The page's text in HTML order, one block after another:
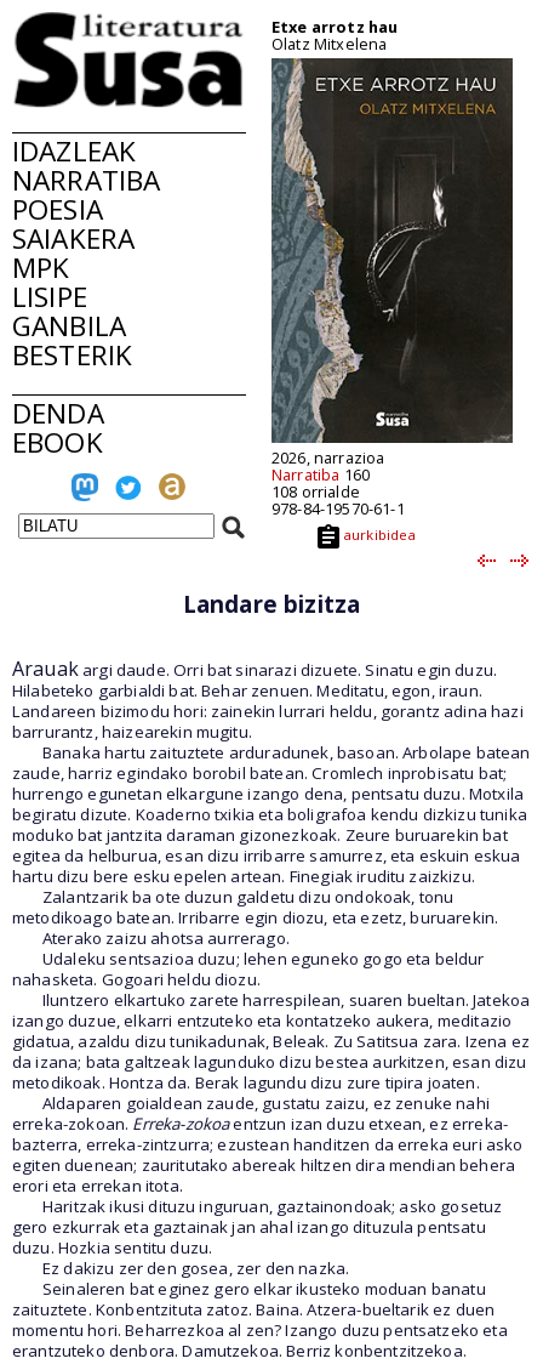
IDAZLEAK
NARRATIBA
POESIA
SAIAKERA
MPK
LISIPE
GANBILA
BESTERIK
DENDA
EBOOK
Etxe arrotz hau
Olatz Mitxelena
2026, narrazioa
Narratiba 160
108 orrialde
978-84-19570-61-1
aurkibidea
Landare bizitza
Arauakargi daude. Orri bat sinarazi dizuete. Sinatu egin duzu.
Hilabeteko garbialdi bat. Behar zenuen. Meditatu, egon, iraun.
Landareen bizimodu hori: zainekin lurrari heldu, gorantz adina hazi
barrurantz, haizearekin mugitu.
Banaka hartu zaituztete arduradunek, basoan. Arbolape batean
zaude, harriz egindako borobil batean. Cromlech inprobisatu bat;
hurrengo egunetan elkargune izango dena, pentsatu duzu. Motxila
begiratu dizute. Koaderno txikia eta boligrafoa kendu dizkizu tunika
moduko bat jantzita daraman gizonezkoak. Zeure buruarekin bat
egitea da helburua, esan dizu irribarre samurrez, eta eskuin eskua
hartu dizu bere esku epelen artean. Finegiak iruditu zaizkizu.
Zalantzarik ba ote duzun galdetu dizu ondokoak, tonu
metodikoago batean. Irribarre egin diozu, eta ezetz, buruarekin.
Aterako zaizu ahotsa aurrerago.
Udaleku sentsazioa duzu; lehen eguneko gogo eta beldur
nahasketa. Gogoari heldu diozu.
Iluntzero elkartuko zarete harrespilean, suaren bueltan. Jatekoa
izango duzue, elkarri entzuteko eta kontatzeko aukera, meditazio
gidatua, azaldu dizu tunikadunak, Beleak. Zu Satitsua zara. Izena ez
da izana; bata galtzeak lagunduko dizu bestea aurkitzen, esan dizu
metodikoak. Hontza da. Berak lagundu dizu zure tipira joaten.
Aldaparen goialdean zaude, gustatu zaizu, ez zenuke nahi
erreka-zokoan. Erreka-zokoaentzun izan duzu etxean, ez erreka-
bazterra, erreka-zintzurra; ezustean handitzen da erreka euri asko
egiten duenean; zauritutako abereak hiltzen dira mendian behera
erori eta errekan itota.
Haritzak ikusi dituzu inguruan, gaztainondoak; asko gosetuz
gero ezkurrak eta gaztainak jan ahal izango dituzula pentsatu
duzu. Hozkia sentitu duzu.
Ez dakizu zer den gosea, zer den nazka.
Seinaleren bat eginez gero elkar ikusteko moduan banatu
zaituztete. Konbentzituta zatoz. Baina. Atzera-bueltarik ez duen
momentu hori. Beharrezkoa al zen? Izango duzu pentsatzeko eta
erantzuteko denbora. Damutzekoa. Berriz konbentzitzekoa.